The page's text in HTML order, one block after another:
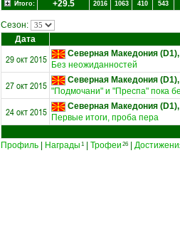
Итого:
+29.5 2016 1063 410 543
Сезон:
Дата
29 окт 2015
Северная Македония (D1),
Без неожиданностей
27 окт 2015
Северная Македония (D1),
"Подмочани" и "Преспа" пока
24 окт 2015
Северная Македония (D1),
Первые итоги, проба пера
Профиль Награды 1 Трофеи 26